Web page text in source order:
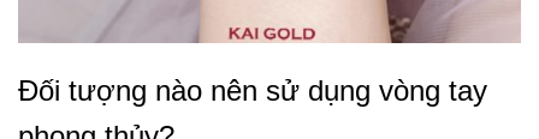
Đối tượng nào nên sử dụng vòng tay